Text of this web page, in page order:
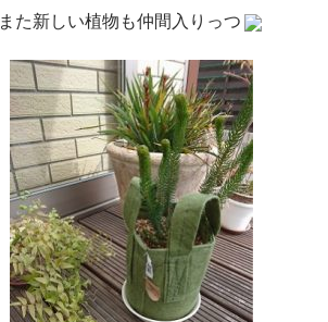
また新しい植物も仲間入りっつ